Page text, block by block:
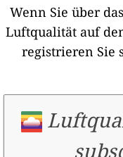
Wenn Sie über
Luftqualität auf
registrieren Sie